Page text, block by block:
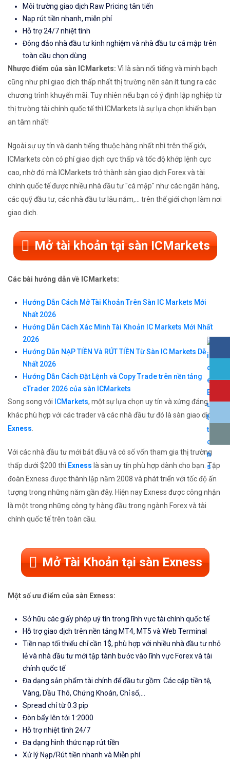
Môi trường giao dịch Raw Pricing tân tiến
Nạp rút tiền nhanh, miễn phí
Hỗ trợ 24/7 nhiệt tình
Đông đảo nhà đầu tư kinh nghiệm và nhà đầu tư cá mập trên
toàn cầu chọn dùng
Nhược điểm của sàn ICMarkets: Vì là sàn nổi tiếng và minh bạch
cũng như phí giao dịch thấp nhất thị trường nên sàn ít tung ra các
chương trình khuyến mãi. Tuy nhiên nếu bạn có ý định lập nghiệp từ
thị trường tài chính quốc tế thì ICMarkets là sự lựa chọn khiến bạn
an tâm nhất!
Ngoài sự uy tín và danh tiếng thuộc hàng nhất nhì trên thế giới,
ICMarkets còn có phí giao dịch cực thấp và tốc độ khớp lệnh cực
cao, nhờ đó mà ICMarkets trở thành sàn giao dịch Forex và tài
chính quốc tế được nhiều nhà đầu tư "cá mập" như các ngân hàng,
các quỹ đầu tư, các nhà đầu tư lâu năm,... trên thế giới chọn làm nơi
giao dịch.
Mở tài khoản tại sàn ICMarkets
Các bài hướng dẫn về ICMarkets:
Hướng Dẫn Cách Mở Tài Khoản Trên Sàn IC Markets Mới
Nhất 2026
Hướng Dẫn Cách Xác Minh Tài Khoản IC Markets Mới Nhất
2026
Hướng Dẫn NẠP TIỀN Và RÚT TIỀN Từ Sàn IC Markets Dễ
Nhất 2026
Hướng Dẫn Cách Đặt Lệnh và Copy Trade trên nền tảng
cTrader 2026 của sàn ICMarkets
Song song với ICMarkets, một sự lựa chọn uy tín và xứng đáng
khác phù hợp với các trader và các nhà đầu tư đó là sàn giao dịch
Exness.
Với các nhà đầu tư mới bắt đầu và có số vốn tham gia thị trường
thấp dưới $200 thì Exness là sàn uy tín phù hợp dành cho bạn. Tập
đoàn Exness được thành lập năm 2008 và phát triển với tốc độ ấn
tượng trong những năm gần đây. Hiện nay Exness được công nhận
là một trong những công ty hàng đầu trong ngành Forex và tài
chính quốc tế trên toàn cầu.
Mở Tài Khoản tại sàn Exness
Một số ưu điểm của sàn Exness:
Sở hữu các giấy phép uý tín trong lĩnh vực tài chính quốc tế
Hỗ trợ giao dịch trên nền tảng MT4, MT5 và Web Terminal
Tiền nạp tối thiểu chỉ cần 1$, phù hợp với nhiều nhà đầu tư nhỏ
lẻ và nhà đầu tư mới tập tành bước vào lĩnh vực Forex và tài
chính quốc tế
Đa dạng sản phẩm tài chính để đầu tư gồm: Các cặp tiền tệ,
Vàng, Dầu Thô, Chứng Khoán, Chỉ số,...
Spread chỉ từ 0.3 pip
Đòn bẩy lên tới 1:2000
Hỗ trợ nhiệt tình 24/7
Đa dạng hình thức nạp rút tiền
Xử lý Nạp/Rút tiền nhanh và Miễn phí